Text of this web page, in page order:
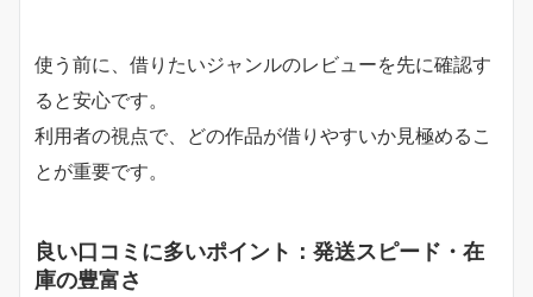
使う前に、借りたいジャンルのレビューを先に確認す
ると安心です。
利用者の視点で、どの作品が借りやすいか見極めるこ
とが重要です。
良い口コミに多いポイント：発送スピード・在
庫の豊富さ